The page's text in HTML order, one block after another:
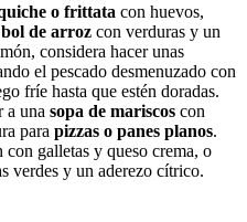
o frittata con huevos,
bol de arroz con verduras y un
considera hacer unas
el pescado desmenuzado con
fríe hasta que estén doradas.
a una sopa de mariscos con
para pizzas o panes planos.
galletas y queso crema, o
verdes y un aderezo cítrico.